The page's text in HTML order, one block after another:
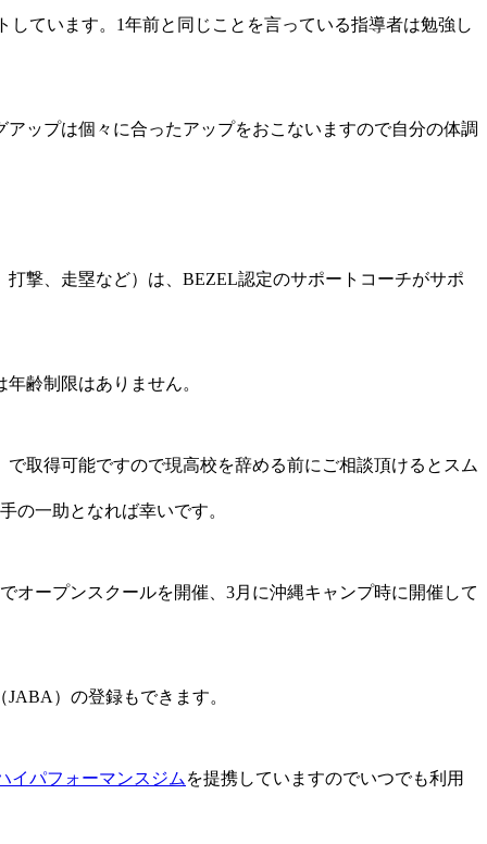
ています。1年前と同じことを言っている指導者は勉強し
ップは個々に合ったアップをおこないますので自分の体調
撃、走塁など）は、BEZEL認定のサポートコーチがサポ
齢制限はありません。
で取得可能ですので現高校を辞める前にご相談頂けるとスム
の一助となれば幸いです。
オープンスクールを開催、3月に沖縄キャンプ時に開催して
）の登録もできます。
イパフォーマンスジム を提携していますのでいつでも利用